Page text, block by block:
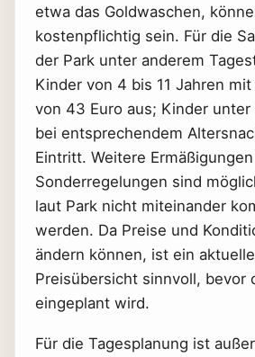
etwa das Goldwaschen,
kostenpflichtig sein. Für die
der Park unter anderem
Kinder von 4 bis 11 Jahren
von 43 Euro aus; Kinder unter
bei entsprechendem
Eintritt. Weitere
Sonderregelungen sind
laut Park nicht miteinander
werden. Da Preise und
ändern können, ist ein
Preisübersicht sinnvoll, bevor
eingeplant wird.
Für die Tagesplanung ist